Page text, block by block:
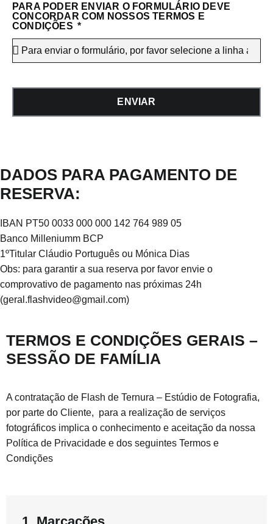
PARA PODER ENVIAR O FORMULÁRIO DEVE
CONCORDAR COM NOSSOS TERMOS E
CONDIÇÕES
ENVIAR
DADOS PARA PAGAMENTO DE
RESERVA:
IBAN PT50 0033 000 000 142 764 989 05
Banco Milleniumm BCP
1ºTitular Cláudio Português ou Mónica Dias
Obs: para garantir a sua reserva por favor envie o
comprovativo de pagamento nas próximas 24h
(geral.flashvideo@gmail.com)
TERMOS E CONDIÇÕES GERAIS –
SESSÃO DE FAMÍLIA​
A contratação de Flash de Ternura – Estúdio de Fotografia,
por parte do Cliente, para a realização de serviços
fotográficos implica o conhecimento e aceitação da nossa
Política de Privacidade e dos seguintes Termos e
Condições